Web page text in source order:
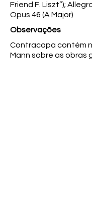
Friend F. Liszt”);
Opus 46 (A Major)
Observações
Contracapa contém
Mann sobre as obras